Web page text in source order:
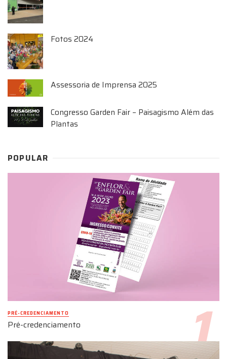
Fotos 2024
Assessoria de Imprensa 2025
Congresso Garden Fair – Paisagismo Além das
Plantas
POPULAR
PRÉ-CREDENCIAMENTO
Pré-credenciamento